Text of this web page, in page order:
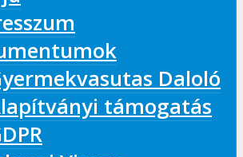
Daloló
támogatás